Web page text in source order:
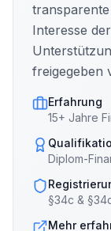
Interesse
freigegeben
Erfahrung
15+ Jahre
Diplom-
§34c &
Mehr